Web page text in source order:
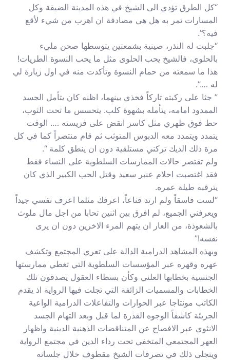
“كل الطرق تؤدي الى الشيخ في هذه المدينة الضيقة وكل
المسارات تمر به هل هي مصادفة ان اهرب من شيء لأقع
فيه؟”.
“جلبت له النذر، صينية بشمعتين يتوسطها صحن مليء
بالحلوى، فالشيخ يحب الحلوى مثل ما يحب النسوة الطريات!
هذا ما سمعته من حمام النسوة وتأكدت منه في اول زيارة لي
له ….”.
” جثا على ركبته تاركاً فخذي بينهما، اظنه كان يتأمل الجسد
الممدود امامه، يتأمله بشهوة كلب. يتحسس ما تحت الثوب،
حط فوق ظهري مثل كاسر انقض على فريسته …. الوقت
يتمدد ويتمدد معه الدبوس المتوثب ثم قام منتصراً كما في كل
مرة ذلك الديك تركني مستلقية دون ان ينطق كلمة “.
ولم تقتصر حالات الممارسات السلطوية على النساء فقط
فقد اغتصبت احلام عنبر سعيد وقتل الحب الكبير الذي كان
يترقبه طيلة عمره.
“لست فاسقاً ولم ارتد قناعاً، اعرفك مثلما اعرف نفسي جيداً
ويعرفني الجميع، لم افرق بين اثنين تحابا من اجل مال ملوث
بالشعوذة، من العار ان يتهم المرء الاخرين دون ان يرى
نفسه!”
وبهذه المشاهد الدرامية الدالة على تعري المجتمع وتكشف
عهره وقهره عبر المؤسسات السلطوية التي تغطي ممارستها
الجنسية بخطابها العلني وكأن بسطاء العقول يصدقون تلك
الخطابات والمسميات الزائفة التي تجلت فيها الرواية اذ يقدم
الكاتب مونتاجا عبر الحوارات والتفاعلات الدرامية الواعية
الجريئة كاشفاً الوجوه القذرة لما قبل وبعد التهام الجسد
الانثوي عبر الافصاح عن المتناقضات الذهنية الدينية واظهار
العهر المجتمعي المتخفي تحت رداء الدين في مجتمع الرواية
ويتجلى ذلك في تصرفات الشيخ مقطوف خلال جلساته